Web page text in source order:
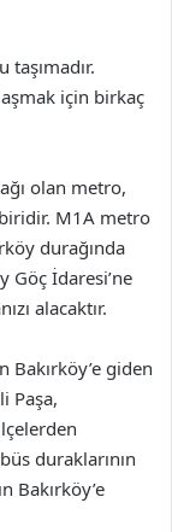
için birkaç
olan metro,
biridir. M1A metro
durağında
Göç İdaresi’ne
alacaktır.
giden
Paşa,
duraklarının
Bakırköy’e